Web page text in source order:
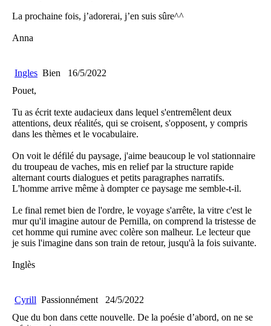
La prochaine fois, j’adorerai, j’en suis sûre^^
Anna
Ingles Bien
16/5/2022
Pouet,
Tu as écrit texte audacieux dans lequel s'entremêlent deux
attentions, deux réalités, qui se croisent, s'opposent, y compris
dans les thèmes et le vocabulaire.
On voit le défilé du paysage, j'aime beaucoup le vol stationnaire
du troupeau de vaches, mis en relief par la structure rapide
alternant courts dialogues et petits paragraphes narratifs.
L'homme arrive même à dompter ce paysage me semble-t-il.
Le final remet bien de l'ordre, le voyage s'arrête, la vitre c'est le
mur qu'il imagine autour de Pernilla, on comprend la tristesse de
cet homme qui rumine avec colère son malheur. Le lecteur que
je suis l'imagine dans son train de retour, jusqu'à la fois suivante.
Inglès
Cyrill Passionnément
24/5/2022
Que du bon dans cette nouvelle. De la poésie d’abord, on ne se